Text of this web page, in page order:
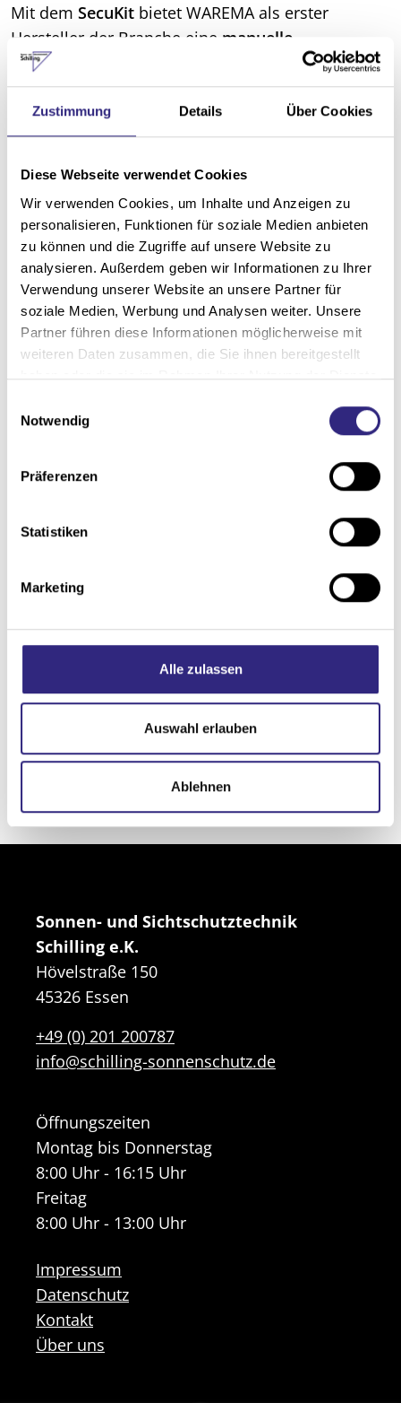
Zustimmung Details Über Cookies
Diese Webseite verwendet Cookies
Wir verwenden Cookies, um Inhalte und Anzeigen zu
personalisieren, Funktionen für soziale Medien anbieten
zu können und die Zugriffe auf unsere Website zu
analysieren. Außerdem geben wir Informationen zu Ihrer
Verwendung unserer Website an unsere Partner für
soziale Medien, Werbung und Analysen weiter. Unsere
Partner führen diese Informationen möglicherweise mit
weiteren Daten zusammen, die Sie ihnen bereitgestellt
haben oder die sie im Rahmen Ihrer Nutzung der Dienste
Notwendig
Präferenzen
Statistiken
Marketing
Alle zulassen
Auswahl erlauben
Ablehnen
Mit dem SecuKit bietet WAREMA als erster
Hersteller der Branche eine manuelle
Zusatzbedienung für alle Verschattungslösungen
um die Behänge im Notfall einfach und in
wenigen Sekunden zu öffnen.
DasSecuKit für Raffstorenwird durch einfaches
außen ist diese Lösung für das Auge unsichtbar
und integriert sich optimal in die Architektur.
FürRollläden und Fenster-Markisenwird das
SecuKit per dezentem Gurt in sekundenschnelle
nach oben gezogen und der Rettungsweg ist
freigelegt.
Sie sind auf der Suche nach einer optimalen
Lösung im Notfall? Kommen Sie gerne auf uns zu,
um die Sicherheit Ihres Gebäudes zu verbessern.
Sonnen- und Sichtschutztechnik
Schilling e.K.
Hövelstraße 150
45326 Essen
+49 (0) 201 200787
info@schilling-sonnenschutz.de
Öffnungszeiten
Montag bis Donnerstag
8:00 Uhr - 16:15 Uhr
Freitag
8:00 Uhr - 13:00 Uhr
Impressum
Datenschutz
Kontakt
Über uns